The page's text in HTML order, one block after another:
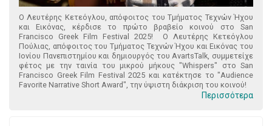
Ο Λευτέρης Κετεόγλου, απόφοιτος του Τμήματος Τεχνών Ήχου
και Εικόνας, κέρδισε το πρώτο βραβείο κοινού στο San
Francisco Greek Film Festival 2025! Ο Λευτέρης Κετεόγλου
Πούλιας, απόφοιτος του Τμήματος Τεχνών Ήχου και Εικόνας του
Ιονίου Πανεπιστημίου και δημιουργός του AvartsTalk, συμμετείχε
φέτος με την ταινία του μικρού μήκους "Whispers" στο San
Francisco Greek Film Festival 2025 και κατέκτησε το "Audience
Favorite Narrative Short Award", την ύψιστη διάκριση του κοινού!
Περισσότερα